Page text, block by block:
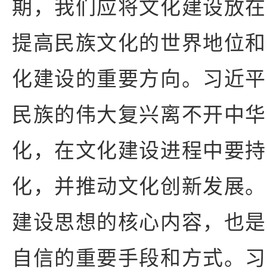
期，我们应将文化建设放
提高民族文化的世界地位
化建设的重要方向。习近
民族的伟大复兴离不开中
化，在文化建设进程中要
化，并推动文化创新发展
建设思想的核心内容，也
自信的重要手段和方式。